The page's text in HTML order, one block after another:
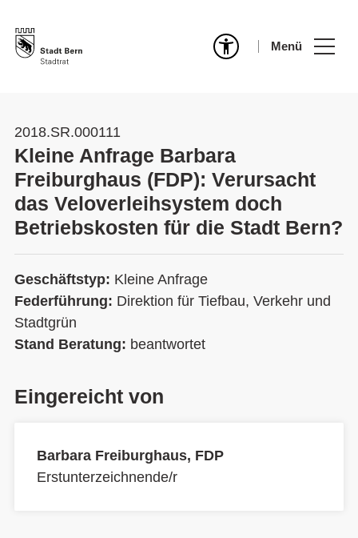
Menü
2018.SR.000111
Kleine Anfrage Barbara
Freiburghaus (FDP): Verursacht
das Veloverleihsystem doch
Betriebskosten für die Stadt Bern?
Geschäftstyp: Kleine Anfrage
Federführung: Direktion für Tiefbau, Verkehr und
Stadtgrün
Stand Beratung: beantwortet
Eingereicht von
Barbara Freiburghaus, FDP
Erstunterzeichnende/r